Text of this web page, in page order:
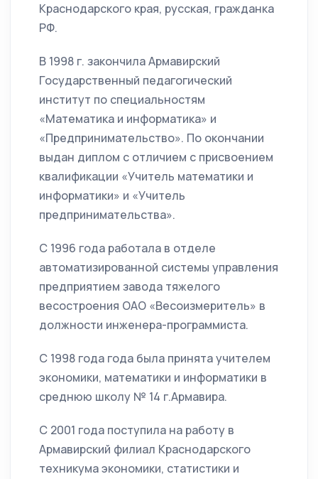
Краснодарского края, русская, гражданка
РФ.
В 1998 г. закончила Армавирский
Государственный педагогический
институт по специальностям
«Математика и информатика» и
«Предпринимательство». По окончании
выдан диплом с отличием с присвоением
квалификации «Учитель математики и
информатики» и «Учитель
предпринимательства».
С 1996 года работала в отделе
автоматизированной системы управления
предприятием завода тяжелого
весостроения ОАО «Весоизмеритель» в
должности инженера-программиста.
С 1998 года года была принята учителем
экономики, математики и информатики в
среднюю школу № 14 г.Армавира.
С 2001 года поступила на работу в
Армавирский филиал Краснодарского
техникума экономики, статистики и